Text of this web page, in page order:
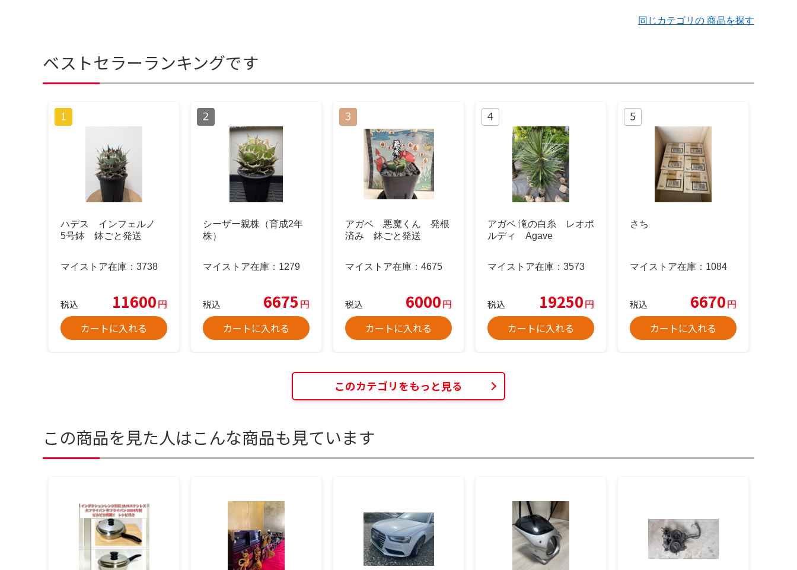
同じカテゴリの 商品を探す
ベストセラーランキングです
ハデス インフェルノ
5号鉢 鉢ごと発送
マイストア在庫： 3738
税込 11600円
カートに入れる
シーザー親株（育成2年
株）
マイストア在庫： 1279
税込 6675 円
カートに入れる
アガベ 悪魔くん 発根
済み 鉢ごと発送
マイストア在庫： 4675
税込 6000円
カートに入れる
アガベ 滝の白糸 レオポ
ルディ Agave
マイストア在庫： 3573
税込 19250円
カートに入れる
さち
マイストア在庫： 1084
税込 6670円
カートに入れる
このカテゴリをもっと見る
この商品を見た人はこんな商品も見ています